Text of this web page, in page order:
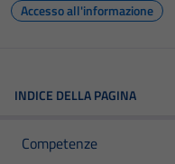
Accesso all'informazione
INDICE DELLA PAGINA
Competenze